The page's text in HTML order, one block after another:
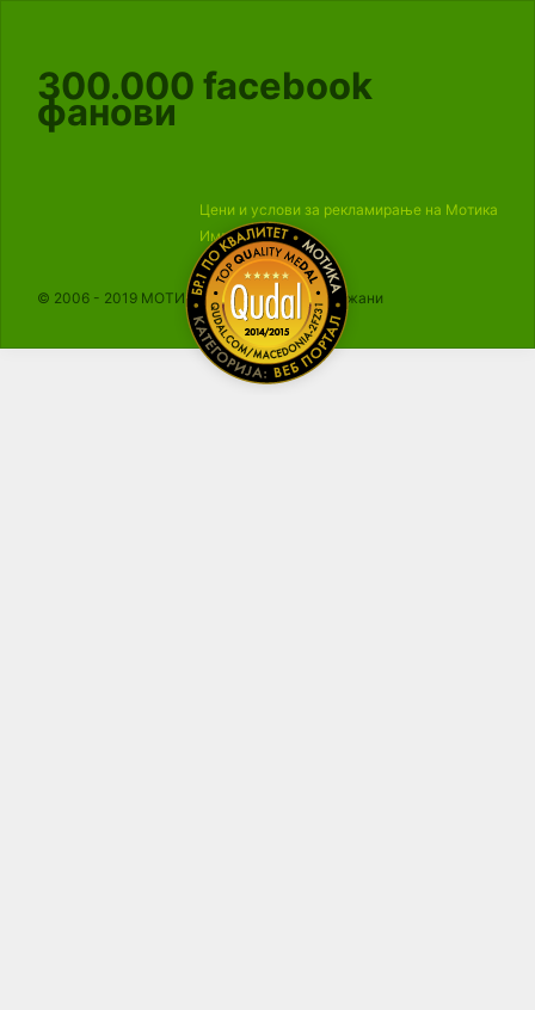
300.000 facebook
фанови
Цени и услови за рекламирање на Мотика
Импресум
© 2006 - 2019 МОТИКА, Сите права се задржани